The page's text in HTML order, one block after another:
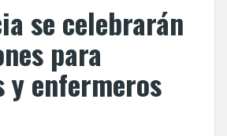
se celebrarán
para
y enfermeros